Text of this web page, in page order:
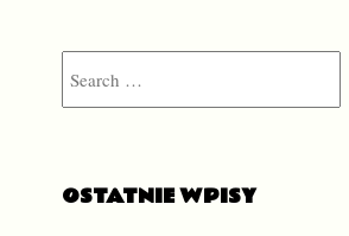
OSTATNIE WPISY